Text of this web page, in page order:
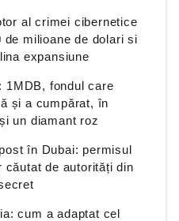
al crimei cibernetice
de milioane de dolari si
expansiune
1MDB, fondul care
și a cumpărat, în
un diamant roz
în Dubai: permisul
căutat de autorități din
cum a adaptat cel